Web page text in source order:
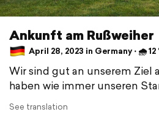
Ankunft am Rußweiher
April 28, 2023 in Germany ⋅ 🌧 12
Wir sind gut an unserem Ziel
haben wie immer unseren
See translation